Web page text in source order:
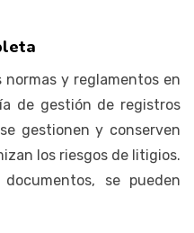
normas y reglamentos en
de gestión de registros
gestionen y conserven
los riesgos de litigios.
se pueden